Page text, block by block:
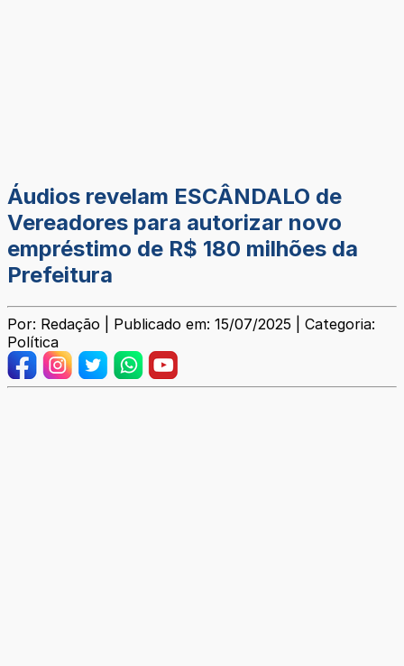
Áudios revelam ESCÂNDALO de
Vereadores para autorizar novo
empréstimo de R$ 180 milhões da
Prefeitura
Por: Redação | Publicado em: 15/07/2025 | Categoria:
Política